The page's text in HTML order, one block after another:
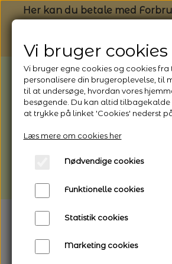
Her kan du betale med
BEMÆRK: Butikken har
1/8 - 9/8 - 2026
*Webshoppen er åben og
afhentning
Vi gør opmærksom på, at
længere leveringstid
Vi bruger cookies
Vi bruger egne cookies og cookies
personalisere din brugeroplevelse, til
til at undersøge, hvordan vores
besøgende. Du kan altid
at trykke på linket 'Cookies' nederst på
Læs mere om cookies her
Nødvendige cookies
Funktionelle cookies
Statistik cookies
Marketing cookies